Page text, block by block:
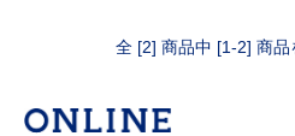
全 [2] 商品中 [1-2] 商品